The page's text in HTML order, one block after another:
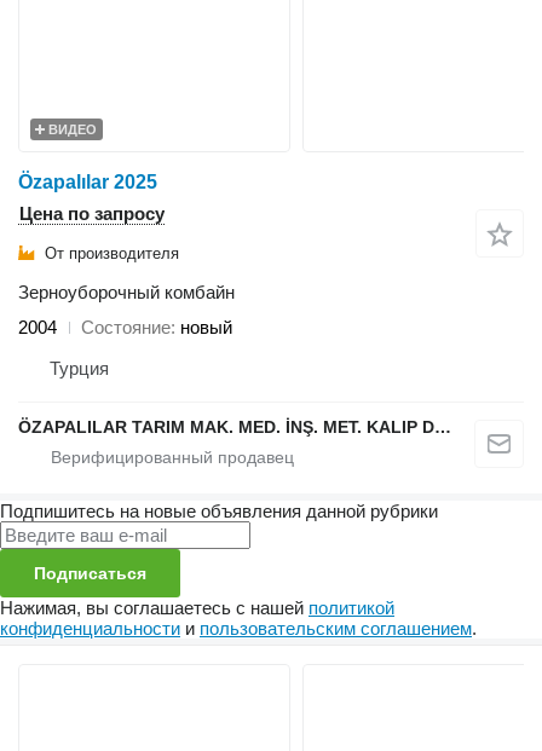
ВИДЕО
Özapalılar 2025
Цена по запросу
От производителя
Зерноуборочный комбайн
2004
Состояние новый
Турция
ÖZAPALILAR TARIM MAK. MED. İNŞ. MET. KALIP DÖKÜM SAN. LTD. ŞTİ.
Подпишитесь на новые объявления данной рубрики
Подписаться
Нажимая, вы соглашаетесь с нашей политикой
конфиденциальности и пользовательским соглашением.